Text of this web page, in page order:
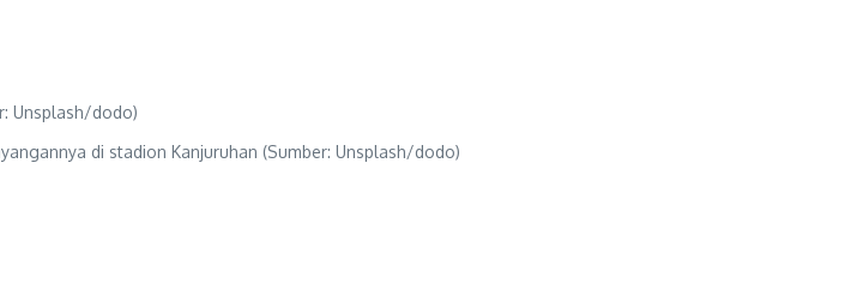
di stadion Kanjuruhan (Sumber: Unsplash/dodo)